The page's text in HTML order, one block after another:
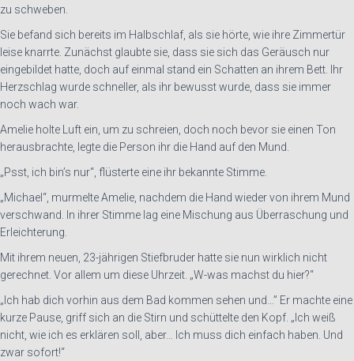
zu schweben.
Sie befand sich bereits im Halbschlaf, als sie hörte, wie ihre Zimmertür
leise knarrte. Zunächst glaubte sie, dass sie sich das Geräusch nur
eingebildet hatte, doch auf einmal stand ein Schatten an ihrem Bett. Ihr
Herzschlag wurde schneller, als ihr bewusst wurde, dass sie immer
noch wach war.
Amelie holte Luft ein, um zu schreien, doch noch bevor sie einen Ton
herausbrachte, legte die Person ihr die Hand auf den Mund.
„Psst, ich bin’s nur“, flüsterte eine ihr bekannte Stimme.
„Michael“, murmelte Amelie, nachdem die Hand wieder von ihrem Mund
verschwand. In ihrer Stimme lag eine Mischung aus Überraschung und
Erleichterung.
Mit ihrem neuen, 23-jährigen Stiefbruder hatte sie nun wirklich nicht
gerechnet. Vor allem um diese Uhrzeit. „W-was machst du hier?“
„Ich hab dich vorhin aus dem Bad kommen sehen und…” Er machte eine
kurze Pause, griff sich an die Stirn und schüttelte den Kopf. „Ich weiß
nicht, wie ich es erklären soll, aber… Ich muss dich einfach haben. Und
zwar sofort!“